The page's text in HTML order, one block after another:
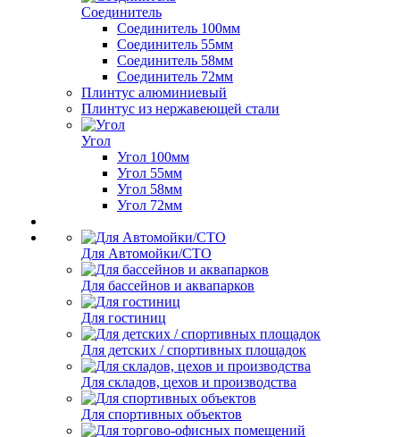
Соединитель
Соединитель 100мм
Соединитель 55мм
Соединитель 58мм
Соединитель 72мм
Плинтус алюминиевый
Плинтус из нержавеющей стали
Угол
Угол 100мм
Угол 55мм
Угол 58мм
Угол 72мм
Для Автомойки/СТО
Для бассейнов и аквапарков
Для гостиниц
Для детских / спортивных площадок
Для складов, цехов и производства
Для спортивных объектов